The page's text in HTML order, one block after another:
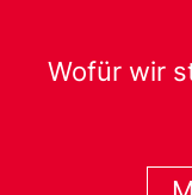
Wofür wir